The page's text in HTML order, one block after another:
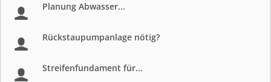
Planung Abwasser...
Rückstaupumpanlage nötig?
Streifenfundament für...